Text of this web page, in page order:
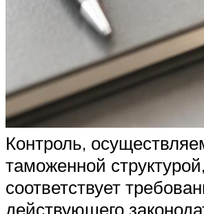
Контроль,
таможенной структурой,
соответствует
действующего